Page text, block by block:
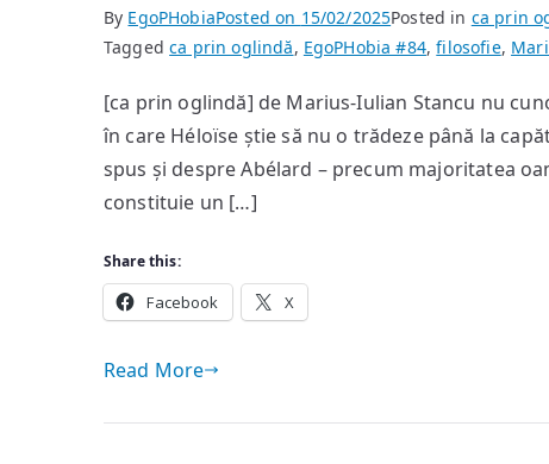
By EgoPHobiaPosted on 15/02/2025Posted in ca prin
Taggedca prin oglindă, EgoPHobia #84,filosofie,
[ca prin oglindă] de Marius-Iulian Stancu nu
în care Héloïse știe să nu o trădeze până la
spus și despre Abélard – precum majoritatea
constituie un […]
Share this:
Facebook X
Read More